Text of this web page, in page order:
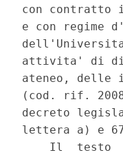
con contratto
e con regime
attivita' di
ateneo, delle
(cod. rif.
decreto
lettera a) e
Il  testo